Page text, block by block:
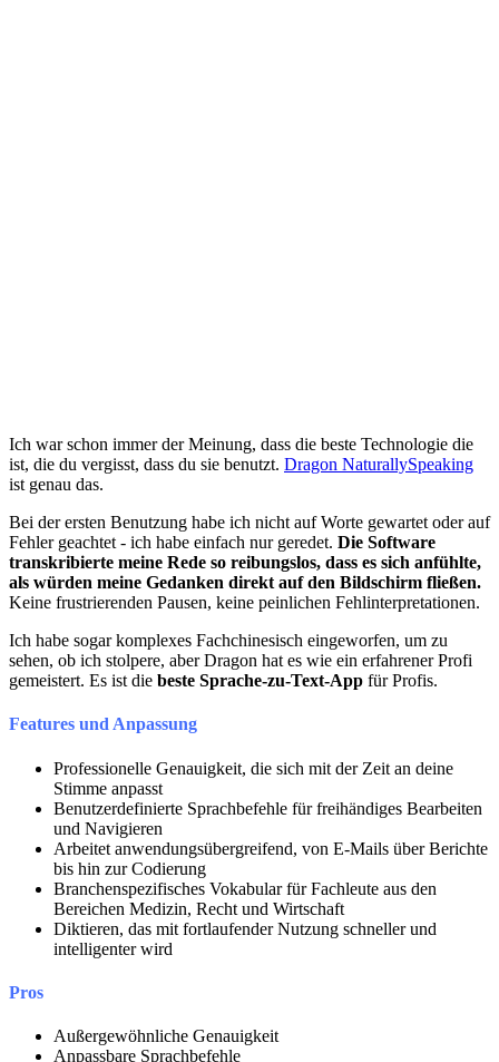
Ich war schon immer der Meinung, dass die beste Technologie die
ist, die du vergisst, dass du sie benutzt. Dragon NaturallySpeaking
ist genau das.
Bei der ersten Benutzung habe ich nicht auf Worte gewartet oder auf
Fehler geachtet - ich habe einfach nur geredet. Die Software
transkribierte meine Rede so reibungslos, dass es sich anfühlte,
als würden meine Gedanken direkt auf den Bildschirm fließen.
Keine frustrierenden Pausen, keine peinlichen Fehlinterpretationen.
Ich habe sogar komplexes Fachchinesisch eingeworfen, um zu
sehen, ob ich stolpere, aber Dragon hat es wie ein erfahrener Profi
gemeistert. Es ist die beste Sprache-zu-Text-App für Profis.
Features und Anpassung
Professionelle Genauigkeit, die sich mit der Zeit an deine
Stimme anpasst
Benutzerdefinierte Sprachbefehle für freihändiges Bearbeiten
und Navigieren
Arbeitet anwendungsübergreifend, von E-Mails über Berichte
bis hin zur Codierung
Branchenspezifisches Vokabular für Fachleute aus den
Bereichen Medizin, Recht und Wirtschaft
Diktieren, das mit fortlaufender Nutzung schneller und
intelligenter wird
Pros
Außergewöhnliche Genauigkeit
Anpassbare Sprachbefehle